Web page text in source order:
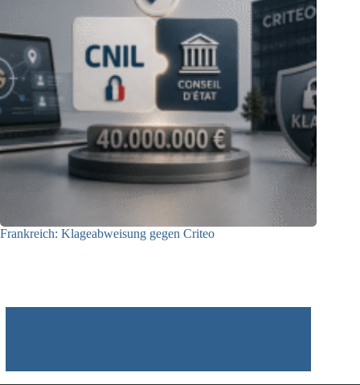
Frankreich: Klageabweisung gegen Criteo